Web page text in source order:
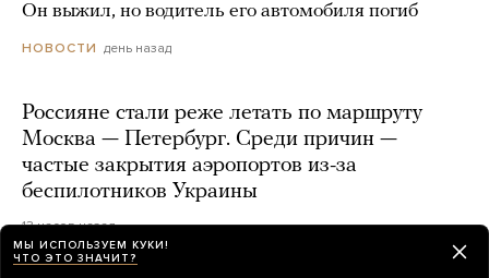
Он выжил, но водитель его автомобиля погиб
НОВОСТИ день назад
Россияне стали реже летать по маршруту
Москва — Петербург. Среди причин —
частые закрытия аэропортов из-за
беспилотников Украины
13 часов назад
МЫ ИСПОЛЬЗУЕМ КУКИ!
ЧТО ЭТО ЗНАЧИТ?